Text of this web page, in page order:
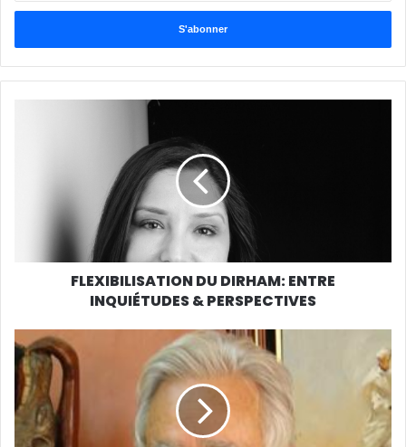
t
e
z
m
a
i
FLEXIBILISATION DU DIRHAM: ENTRE
INQUIÉTUDES & PERSPECTIVES